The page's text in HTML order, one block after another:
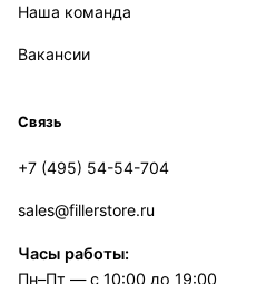
Наша команда
Вакансии
Связь
+7 (495) 54-54-704
sales@fillerstore.ru
Часы работы:
Пн–Пт — с 10:00 до 19:00